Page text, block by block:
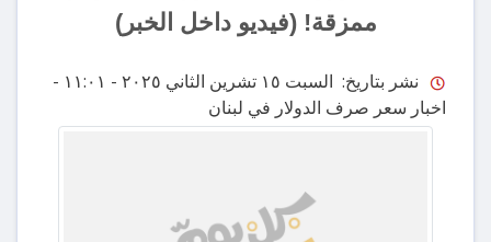
ممزقة! (فيديو داخل الخبر)
نشر بتاريخ: السبت ١٥ تشرين الثاني ٢٠٢٥ - ١١:٠١
-
اخبار سعر صرف الدولار في لبنان